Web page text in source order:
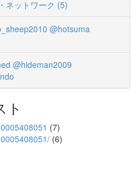
ネットワーク (5)
@hotsuma
@hideman2009
ト
(7)
(6)